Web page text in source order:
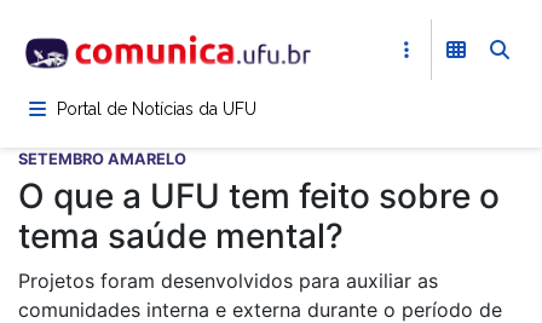
para
conteúdoPortal de Notícias da UFU
SETEMBRO AMARELO
O que a UFU tem feito sobre o
tema saúde mental?
Projetos foram desenvolvidos para auxiliar as
comunidades interna e externa durante o período de